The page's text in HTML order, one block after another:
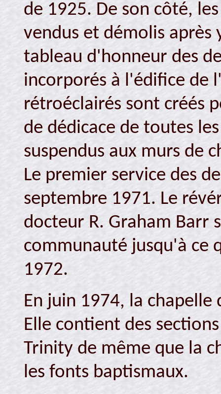
de 1925. De son côté,
vendus et démolis
tableau d'honneur des
incorporés à l'édifice de
rétroéclairés sont créés
de dédicace de toutes
suspendus aux murs de
Le premier service des
septembre 1971. Le
docteur R. Graham Barr
communauté jusqu'à ce
1972.
En juin 1974, la
Elle contient des
Trinity de même que la
les fonts baptismaux.